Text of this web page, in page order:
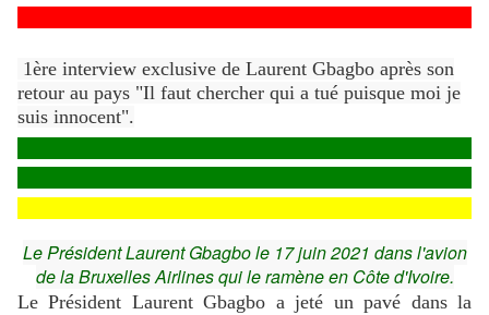
1ère interview exclusive de Laurent Gbagbo après son
retour au pays "Il faut chercher qui a tué puisque moi je
suis innocent".
Le Président Laurent Gbagbo le 17 juin 2021 dans l'avion
de la Bruxelles Airlines qui le ramène en Côte d'Ivoire.
Le Président Laurent Gbagbo a jeté un pavé dans la